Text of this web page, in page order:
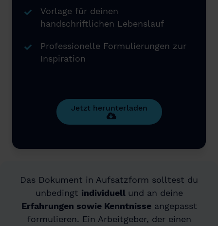
Vorlage für deinen
handschriftlichen Lebenslauf
Professionelle Formulierungen zur
Inspiration
Jetzt herunterladen
Das Dokument in Aufsatzform solltest du
unbedingt individuell und an deine
Erfahrungen sowie Kenntnisseangepasst
formulieren. Ein Arbeitgeber, der einen